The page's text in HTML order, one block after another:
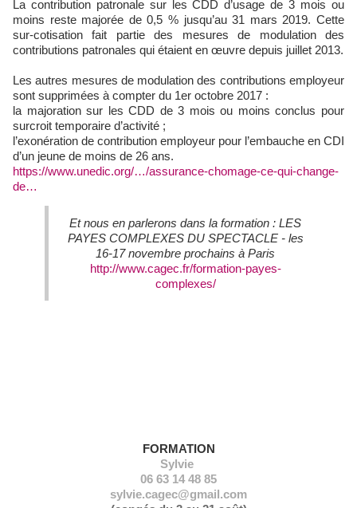
La contribution patronale sur les CDD d’usage de 3 mois ou
moins reste majorée de 0,5 % jusqu’au 31 mars 2019. Cette
sur-cotisation fait partie des mesures de modulation des
contributions patronales qui étaient en œuvre depuis juillet 2013.
Les autres mesures de modulation des contributions employeur
sont supprimées à compter du 1er octobre 2017 :
la majoration sur les CDD de 3 mois ou moins conclus pour
surcroit temporaire d’activité ;
l’exonération de contribution employeur pour l’embauche en CDI
d’un jeune de moins de 26 ans.
https://www.unedic.org/…/assurance-chomage-ce-qui-change-
de…
Et nous en parlerons dans la formation : LES
PAYES COMPLEXES DU SPECTACLE - les
16-17 novembre prochains à Paris
http://www.cagec.fr/formation-payes-
complexes/
FORMATION
Sylvie
06 63 14 48 85
sylvie.cagec@gmail.com